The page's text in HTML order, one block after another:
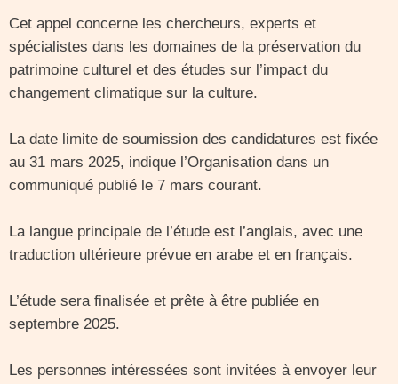
Cet appel concerne les chercheurs, experts et
spécialistes dans les domaines de la préservation du
patrimoine culturel et des études sur l’impact du
changement climatique sur la culture.
La date limite de soumission des candidatures est fixée
au 31 mars 2025, indique l’Organisation dans un
communiqué publié le 7 mars courant.
La langue principale de l’étude est l’anglais, avec une
traduction ultérieure prévue en arabe et en français.
L’étude sera finalisée et prête à être publiée en
septembre 2025.
Les personnes intéressées sont invitées à envoyer leur